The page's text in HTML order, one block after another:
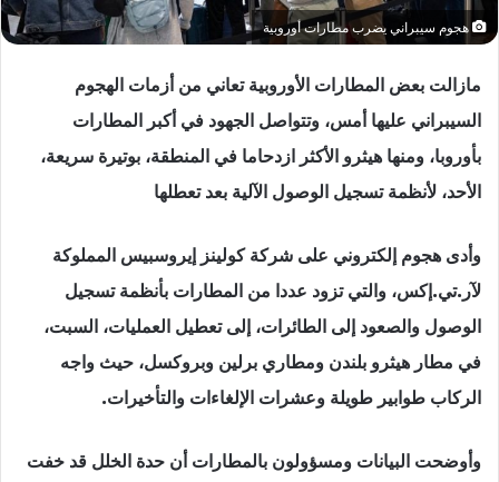
هجوم سيبراني يضرب مطارات أوروبية
مازالت بعض المطارات الأوروبية تعاني من أزمات الهجوم
السيبراني عليها أمس، وتتواصل الجهود في أكبر المطارات
بأوروبا، ومنها هيثرو الأكثر ازدحاما في المنطقة، بوتيرة سريعة،
الأحد، لأنظمة تسجيل الوصول الآلية بعد تعطلها
وأدى هجوم إلكتروني على شركة كولينز إيروسبيس المملوكة
لآر.تي.إكس، والتي تزود عددا من المطارات بأنظمة تسجيل
الوصول والصعود إلى الطائرات، إلى تعطيل العمليات، السبت،
في مطار هيثرو بلندن ومطاري برلين وبروكسل، حيث واجه
الركاب طوابير طويلة وعشرات الإلغاءات والتأخيرات.
وأوضحت البيانات ومسؤولون بالمطارات أن حدة الخلل قد خفت